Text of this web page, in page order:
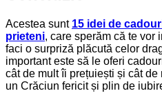
Acestea sunt 15 idei de
prieteni, care sperăm că te vor
faci o surpriză plăcută celor
important este să le oferi
cât de mult îi prețuiești și cât
un Crăciun fericit și plin de